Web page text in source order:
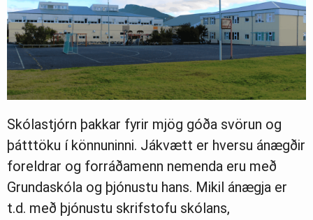
Skólastjórn þakkar fyrir mjög góða svörun og
þátttöku í könnuninni. Jákvætt er hversu ánægðir
foreldrar og forráðamenn nemenda eru með
Grundaskóla og þjónustu hans. Mikil ánægja er
t.d. með þjónustu skrifstofu skólans,